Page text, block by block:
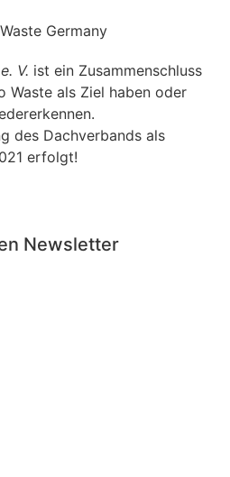
V. ist ein Zusammenschluss
Waste als Ziel haben oder
des Dachverbands als
erfolgt!
Newsletter